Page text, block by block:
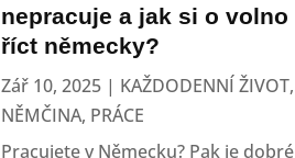
nepracuje a jak si o volno
říct německy?
Zář 10, 2025| KAŽDODENNÍ ŽIVOT,
NĚMČINA, PRÁCE
Pracujete v Německu? Pak je dobré